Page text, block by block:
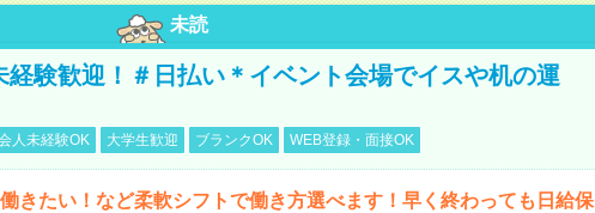
未読
経験歓迎！＃日払い＊イベント会場でイスや机の運
人未経験OK 大学生歓迎 ブランクOK WEB登録・面接OK
きたい！など柔軟シフトで働き方選べます！早く終わっても日給保